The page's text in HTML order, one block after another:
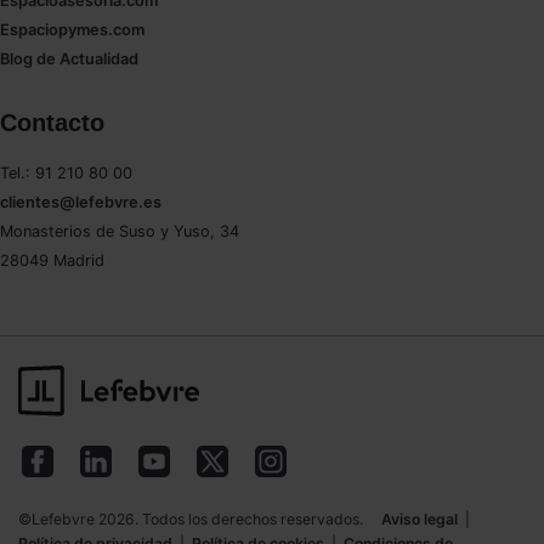
Espaciopymes.com
Blog de Actualidad
Contacto
Tel.: 91 210 80 00
clientes@lefebvre.es
Monasterios de Suso y Yuso, 34
28049 Madrid
©Lefebvre 2026. Todos los derechos reservados. Aviso legal